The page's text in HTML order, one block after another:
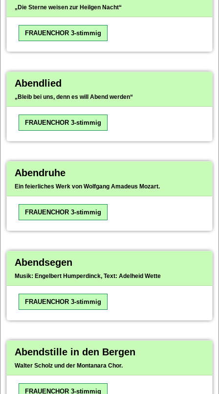
„Die Sterne weisen zur Heilgen Nacht“
FRAUENCHOR 3-stimmig
Abendlied
„Bleib bei uns, denn es will Abend werden“
FRAUENCHOR 3-stimmig
Abendruhe
Ein feierliches Werk von Wolfgang Amadeus Mozart.
FRAUENCHOR 3-stimmig
Abendsegen
Musik: Engelbert Humperdinck, Text: Adelheid Wette
FRAUENCHOR 3-stimmig
Abendstille in den Bergen
Walter Scholz und der Montanara Chor.
FRAUENCHOR 3-stimmig